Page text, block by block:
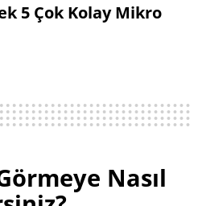
5 Çok Kolay Mikro
Nasıl